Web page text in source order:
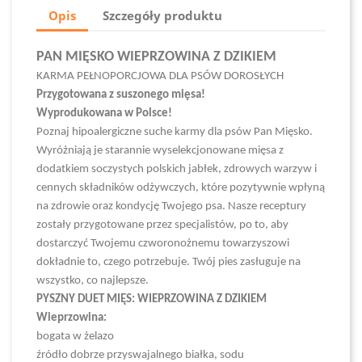
Opis Szczegóły produktu
PAN MIĘSKO WIEPRZOWINA Z DZIKIEM
KARMA PEŁNOPORCJOWA DLA PSÓW DOROSŁYCH
Przygotowana z suszonego mięsa!
Wyprodukowana w Polsce!
Poznaj hipoalergiczne suche karmy dla psów Pan Mięsko.
Wyróżniają je starannie wyselekcjonowane mięsa z
dodatkiem soczystych polskich jabłek, zdrowych warzyw i
cennych składników odżywczych, które pozytywnie wpłyną
na zdrowie oraz kondycję Twojego psa. Nasze receptury
zostały przygotowane przez specjalistów, po to, aby
dostarczyć Twojemu czworonożnemu towarzyszowi
dokładnie to, czego potrzebuje. Twój pies zasługuje na
wszystko, co najlepsze.
PYSZNY DUET MIĘS: WIEPRZOWINA Z DZIKIEM
Wieprzowina:
bogata w żelazo
źródło dobrze przyswajalnego białka, sodu